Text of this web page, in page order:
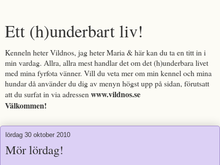
Ett (h)underbart liv!
Kenneln heter Vildnos, jag heter Maria & här kan du ta en titt in i
min vardag. Allra, allra mest handlar det om det (h)underbara livet
med mina fyrfota vänner. Vill du veta mer om min kennel och mina
hundar då använder du dig av menyn högst upp på sidan, förutsatt
att du surfat in via adressen www.vildnos.se
Välkommen!
lördag 30 oktober 2010
Mör lördag!